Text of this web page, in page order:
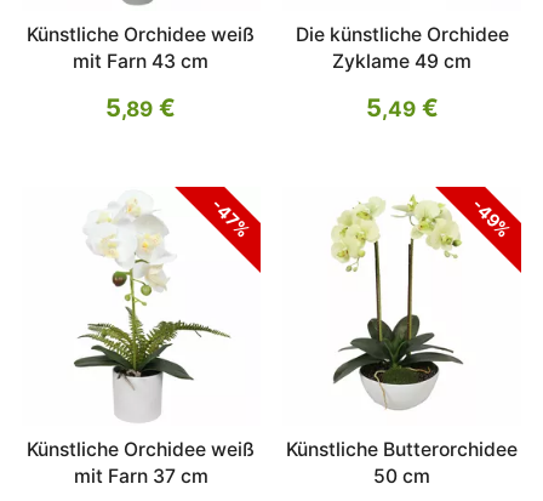
Künstliche Orchidee weiß
mit Farn 43 cm
5,89 €
Die künstliche Orchidee
Zyklame 49 cm
5,49€
-47%
Künstliche Orchidee weiß
mit Farn 37 cm
-49%
Künstliche Butterorchidee
50 cm